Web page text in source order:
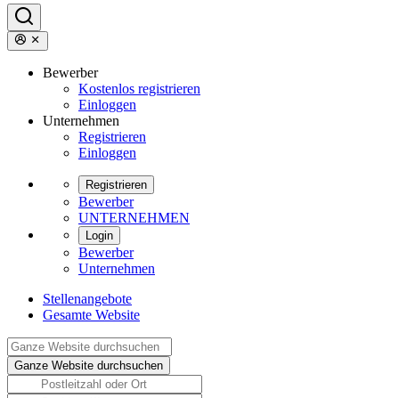
Bewerber
Kostenlos registrieren
Einloggen
Unternehmen
Registrieren
Einloggen
Registrieren
Bewerber
UNTERNEHMEN
Login
Bewerber
Unternehmen
Stellenangebote
Gesamte Website